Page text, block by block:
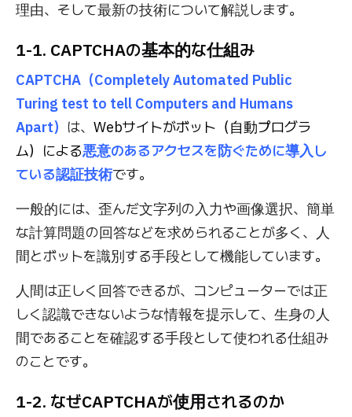
理由、そして最新の技術について解説します。
1-1. CAPTCHAの基本的な仕組み
CAPTCHA（Completely Automated Public
Turing test to tell Computers and Humans
Apart） は、 Webサイトがボット（自動プログラ
ム）による悪意のあるアクセスを防ぐために導入し
ている認証技術です。
一般的には、歪んだ文字列の入力や画像選択、簡単
な計算問題の回答などを求められることが多く、人
間とボットを識別する手段として機能しています。
人間は正しく回答できるが、コンピューターでは正
しく認識できないような情報を提示して、生身の人
間であることを確認する手段として使われる仕組み
のことです。
1-2. なぜCAPTCHAが使用されるのか